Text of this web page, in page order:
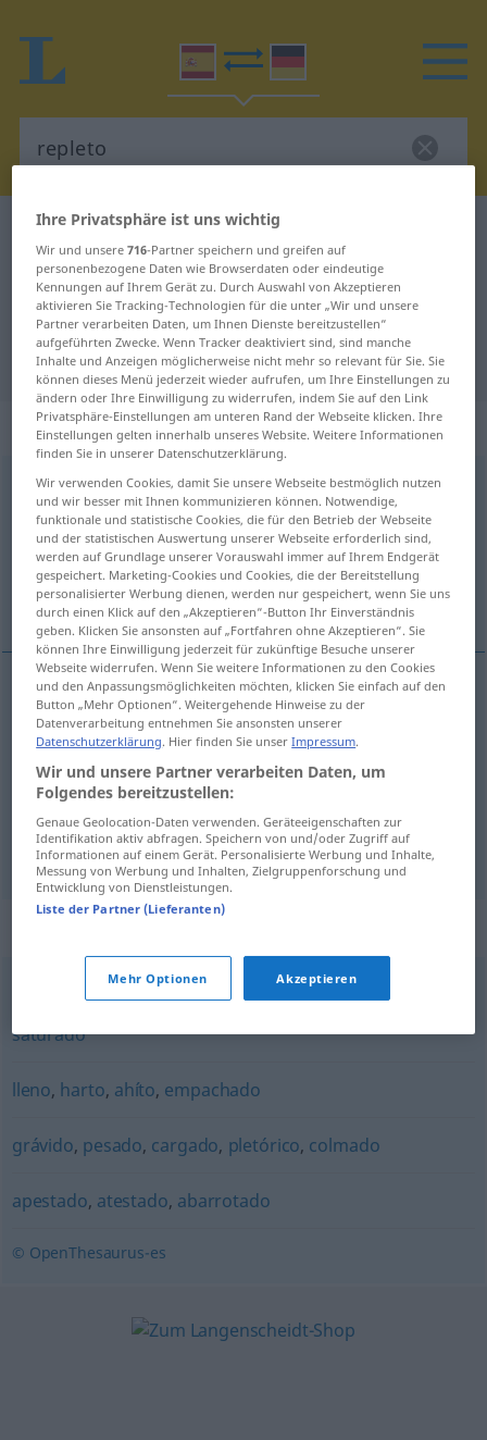
Spanisch-Deutsch Wörterbuch
Spanisch-Deutsch Übersetzung für
"repleto"
"repleto" Deutsch Übersetzung
„repleto“: adjetivo
repleto [rrɛˈpleto]adj
Übersicht aller Übersetzungen
(Für mehr Details die Übersetzung anklicken/antippen)
überfüllt, überladen, bis oben hin voll
überfüllt repleto
überladen repleto(≈ sobrecargado)
(bisobenhin)voll(von) repletode (≈ a tope)
lleno,atestado,colmado,completo,henchido
saturado
lleno, harto, ahíto, empachado
grávido, pesado, cargado, pletórico, colmado
apestado, atestado, abarrotado
© OpenThesaurus-es
Ihre Privatsphäre ist uns wichtig
Wir und unsere716-Partner speichern und greifen auf
personenbezogene Daten wie Browserdaten oder eindeutige
Kennungen auf Ihrem Gerät zu. Durch Auswahl von Akzeptieren
aktivieren Sie Tracking-Technologien für die unter „Wir und unsere
Partner verarbeiten Daten, um Ihnen Dienste bereitzustellen“
aufgeführten Zwecke. Wenn Tracker deaktiviert sind, sind manche
Inhalte und Anzeigen möglicherweise nicht mehr so relevant für Sie. Sie
können dieses Menü jederzeit wieder aufrufen, um Ihre Einstellungen zu
ändern oder Ihre Einwilligung zu widerrufen, indem Sie auf den Link
Privatsphäre-Einstellungen am unteren Rand der Webseite klicken. Ihre
Einstellungen gelten innerhalb unseres Website. Weitere Informationen
finden Sie in unserer Datenschutzerklärung.
Wir verwenden Cookies, damit Sie unsere Webseite bestmöglich nutzen
und wir besser mit Ihnen kommunizieren können. Notwendige,
funktionale und statistische Cookies, die für den Betrieb der Webseite
und der statistischen Auswertung unserer Webseite erforderlich sind,
werden auf Grundlage unserer Vorauswahl immer auf Ihrem Endgerät
gespeichert. Marketing-Cookies und Cookies, die der Bereitstellung
personalisierter Werbung dienen, werden nur gespeichert, wenn Sie uns
durch einen Klick auf den „Akzeptieren“-Button Ihr Einverständnis
geben. Klicken Sie ansonsten auf „Fortfahren ohne Akzeptieren“. Sie
können Ihre Einwilligung jederzeit für zukünftige Besuche unserer
Webseite widerrufen. Wenn Sie weitere Informationen zu den Cookies
und den Anpassungsmöglichkeiten möchten, klicken Sie einfach auf den
Button „Mehr Optionen“. Weitergehende Hinweise zu der
Datenverarbeitung entnehmen Sie ansonsten unserer
Datenschutzerklärung. Hier finden Sie unserImpressum.
Wir und unsere Partner verarbeiten Daten, um
Folgendes bereitzustellen:
Genaue Geolocation-Daten verwenden. Geräteeigenschaften zur
Identifikation aktiv abfragen. Speichern von und/oder Zugriff auf
Informationen auf einem Gerät. Personalisierte Werbung und Inhalte,
Messung von Werbung und Inhalten, Zielgruppenforschung und
Entwicklung von Dienstleistungen.
Liste der Partner (Lieferanten)
Mehr Optionen Akzeptieren